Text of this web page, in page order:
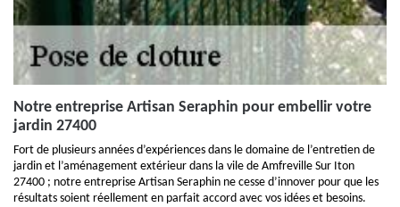
Notre entreprise Artisan Seraphin pour embellir votre
jardin 27400
Fort de plusieurs années d’expériences dans le domaine de l’entretien de
jardin et l’aménagement extérieur dans la vile de Amfreville Sur Iton
27400 ; notre entreprise Artisan Seraphin ne cesse d’innover pour que les
résultats soient réellement en parfait accord avec vos idées et besoins.